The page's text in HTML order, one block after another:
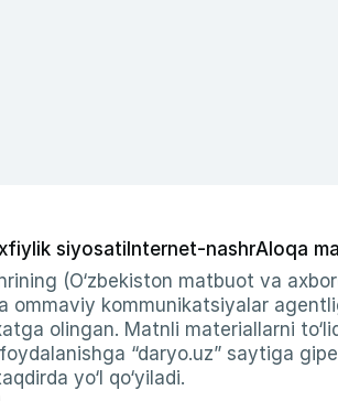
siyosati Internet-nashrAloqa
(O‘zbekiston matbuot va
ommaviy kommunikatsiyalar
olingan. Matnli materiallarni
“daryo.uz” saytiga
yo‘l qo‘yiladi.